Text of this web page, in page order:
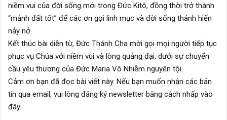
niềm vui của đời sống mới trong Đức Kitô, đồng thời trở thành
“mảnh đất tốt” để các ơn gọi linh mục và đời sống thánh hiến
nảy nở.
Kết thúc bài diễn từ, Đức Thánh Cha mời gọi mọi người tiếp tục
phục vụ Chúa với niềm vui và lòng quảng đại, dưới sự chuyển
cầu yêu thương của Đức Maria Vô Nhiễm nguyên tội.
Cảm ơn bạn đã đọc bài viết này. Nếu bạn muốn nhận các bản
tin qua email, vui lòng đăng ký newsletter bằng cách nhấp vào
đây.